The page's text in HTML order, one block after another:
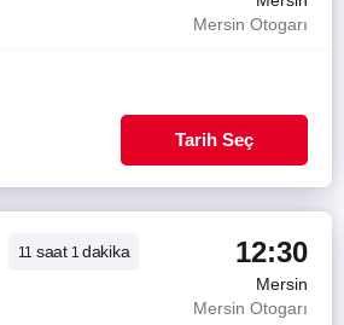
Mersin Otogarı
Tarih Seç
11 saat1 dakika 12:30
Mersin
Mersin Otogarı